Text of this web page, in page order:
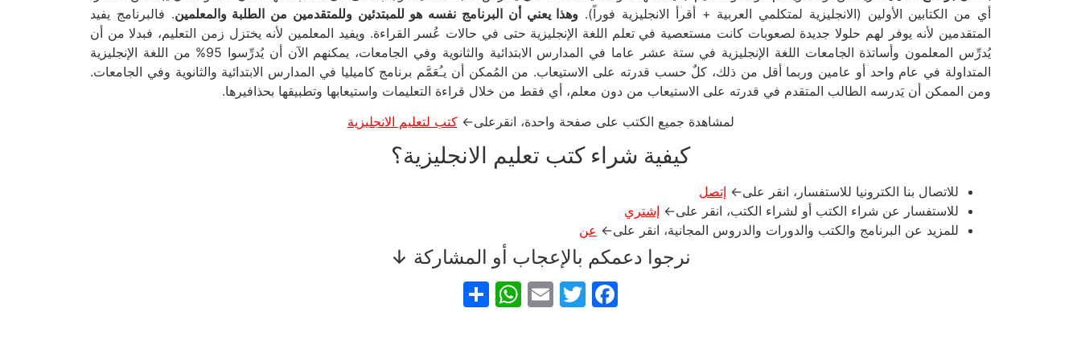
أي من الكتابين الأولين (الانجليزية لمتكلمي العربية + أقرأ الانجليزية فوراً). وهذا يعني أن البرنامج نفسه هو للمبتدئين وللمتقدمين من الطلبة والمعلمين. فالبرنامج يفيد
المتقدمين لأنه يوفر لهم حلولا جديدة لصعوبات كانت مستعصية في تعلم اللغة الإنجليزية حتى في حالات عُسر القراءة. ويفيد المعلمين لأنه يختزل زمن التعليم، فبدلا من أن
يُدرِّس المعلمون وأساتذة الجامعات اللغة الإنجليزية في ستة عشر عاما في المدارس الابتدائية والثانوية وفي الجامعات، يمكنهم الآن أن يُدرِّسوا 95% من اللغة الإنجليزية
المتداولة في عام واحد أو عامين وربما أقل من ذلك، كلٌ حسب قدرته على الاستيعاب. من المُمكن أن يـُعَمَّم برنامج كاميليا في المدارس الابتدائية والثانوية وفي الجامعات.
ومن الممكن أن يَدرسه الطالب المتقدم في قدرته على الاستيعاب من دون معلم، أي فقط من خلال قراءة التعليمات واستيعابها وتطبيقها بحذافيرها.
لمشاهدة جميع الكتب على صفحة واحدة، انقرعلى←كتب لتعليم الانجليزية
كيفية شراء كتب تعليم الانجليزية؟
للاتصال بنا الكترونيا للاستفسار، انقر على← إتصل
للاستفسار عن شراء الكتب أو لشراء الكتب، انقر على← إشتري
للمزيد عن البرنامج والكتب والدورات والدروس المجانية، انقر على← عن
نرجوا دعمكم بالإعجاب أو المشاركة ↓
Facebook
Twitter
Email
WhatsApp